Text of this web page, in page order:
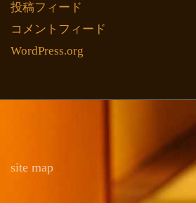
投稿フィード
コメントフィード
WordPress.org
site map